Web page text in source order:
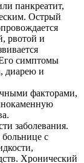
панкреатит,
Острый
рвотой и
симптомы
диарею и
факторами,
заболевания.
с
Хронический